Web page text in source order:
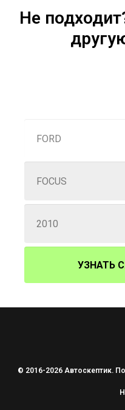
Не
УЗНАТЬ
© 2016-2026 Автоскептик.